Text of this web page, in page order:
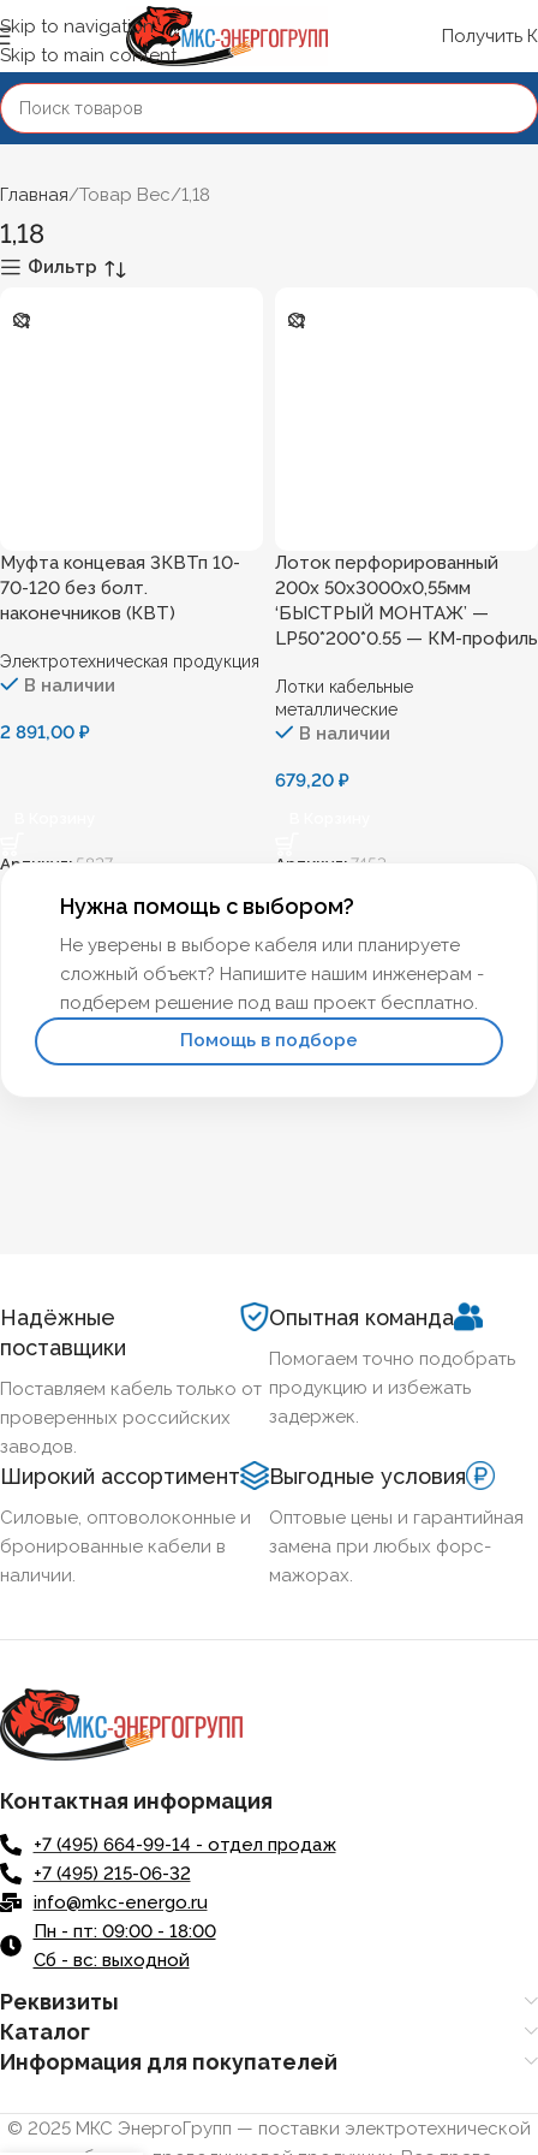
Skip to navigation
Skip to main content
Получить
Главная Товар Вес 1,18
1,18
Фильтр
Муфта концевая 3КВТп 10-
70-120 без болт.
наконечников (КВТ)
Электротехническая продукция
В наличии
2 891,00 ₽
Артикул: 5827
Лоток перфорированный
200х 50х3000х0,55мм
‘БЫСТРЫЙ МОНТАЖ’ —
LP50*200*0.55 — КМ-профиль
Лотки кабельные
металлические
В наличии
679,20 ₽
Артикул:7453
Нужна помощь с выбором?
Не уверены в выборе кабеля или планируете
сложный объект? Напишите нашим инженерам -
подберем решение под ваш проект бесплатно.
Помощь в подборе
Надёжные
поставщики
Поставляем кабель только от
проверенных российских
заводов.
Опытная команда
Помогаем точно подобрать
продукцию и избежать
задержек.
Широкий ассортимент
Силовые, оптоволоконные и
бронированные кабели в
наличии.
Выгодные условия
Оптовые цены и гарантийная
замена при любых форс-
мажорах.
Контактная информация
+7 (495) 664-99-14 - отдел продаж
+7 (495) 215-06-32
info@mkc-energo.ru
Пн - пт: 09:00 - 18:00
Сб - вс: выходной
Реквизиты
Каталог
Информация для покупателей
© 2025 МКС ЭнергоГрупп — поставки электротехнической